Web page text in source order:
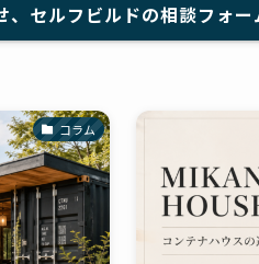
、セルフビルドの相談フォー
コラム